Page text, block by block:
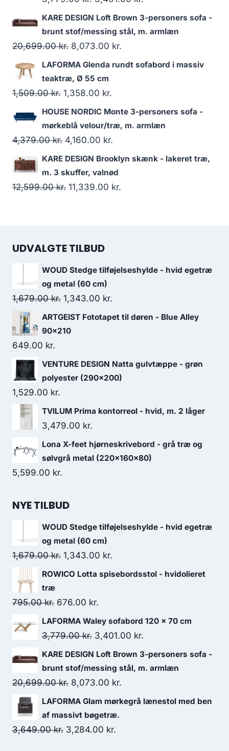
KARE DESIGN Loft Brown 3-personers sofa -
brunt stof/messing stål, m. armlæn
20,699.00kr. 8,073.00 kr.
LAFORMA Glenda rundt sofabord i massiv
teaktræ, Ø 55 cm
1,509.00kr. 1,358.00 kr.
HOUSE NORDIC Monte 3-personers sofa -
mørkeblå velour/træ, m. armlæn
4,379.00kr. 4,160.00 kr.
KARE DESIGN Brooklyn skænk - lakeret træ,
m. 3 skuffer, valnød
12,599.00kr. 11,339.00 kr.
UDVALGTE TILBUD
WOUD Stedge tilføjelseshylde - hvid egetræ
og metal (60 cm)
1,679.00kr. 1,343.00 kr.
ARTGEIST Fototapet til døren - Blue Alley
90x210
649.00 kr.
VENTURE DESIGN Natta gulvtæppe - grøn
polyester (290x200)
1,529.00 kr.
TVILUM Prima kontorreol - hvid, m. 2 låger
3,479.00 kr.
Lona X-feet hjørneskrivebord - grå træ og
sølvgrå metal (220x160x80)
5,599.00 kr.
NYE TILBUD
WOUD Stedge tilføjelseshylde - hvid egetræ
og metal (60 cm)
1,679.00kr. 1,343.00 kr.
ROWICO Lotta spisebordsstol - hvidolieret
træ
795.00kr. 676.00 kr.
LAFORMA Waley sofabord 120 x 70 cm
3,779.00kr. 3,401.00 kr.
KARE DESIGN Loft Brown 3-personers sofa -
brunt stof/messing stål, m. armlæn
20,699.00kr. 8,073.00 kr.
LAFORMA Glam mørkegrå lænestol med ben
af massivt bøgetræ.
3,649.00kr. 3,284.00 kr.